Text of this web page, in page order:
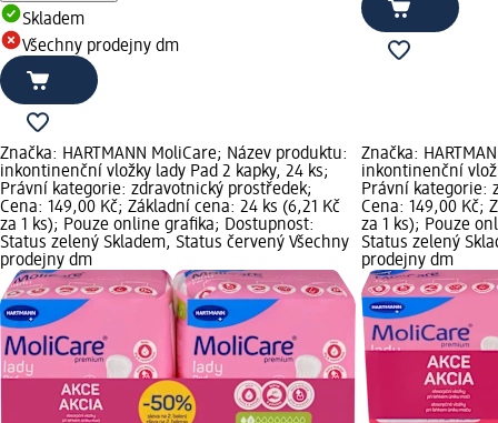
Skladem
Všechny prodejny dm
Značka: HARTMANN MoliCare; Název produktu:
inkontinenční vložky lady Pad 2 kapky, 24 ks;
Právní kategorie: zdravotnický prostředek;
Cena: 149,00 Kč; Základní cena: 24 ks (6,21 Kč
za 1 ks); Pouze online grafika; Dostupnost:
Status zelený Skladem, Status červený Všechny
prodejny dm
Značka:
inkontinenční
Právní kategorie:
Cena: 149,00 Kč;
za 1 ks); Pouze
Status zelený
prodejny dm